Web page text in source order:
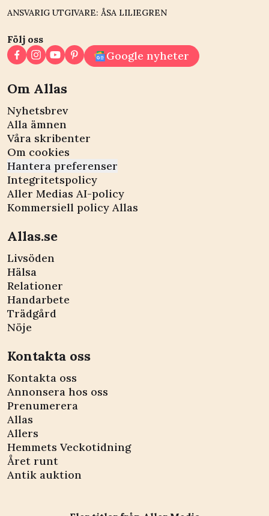
ANSVARIG UTGIVARE: ÅSA LILIEGREN
Följ oss
Google nyheter
Om Allas
Nyhetsbrev
Alla ämnen
Våra skribenter
Om cookies
Hantera preferenser
Integritetspolicy
Aller Medias AI-policy
Kommersiell policy Allas
Allas.se
Livsöden
Hälsa
Relationer
Handarbete
Trädgård
Nöje
Kontakta oss
Kontakta oss
Annonsera hos oss
Prenumerera
Allas
Allers
Hemmets Veckotidning
Året runt
Antik auktion